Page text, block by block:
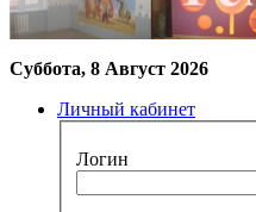
Суббота, 8 Август 2026
Личный кабинет
Логин